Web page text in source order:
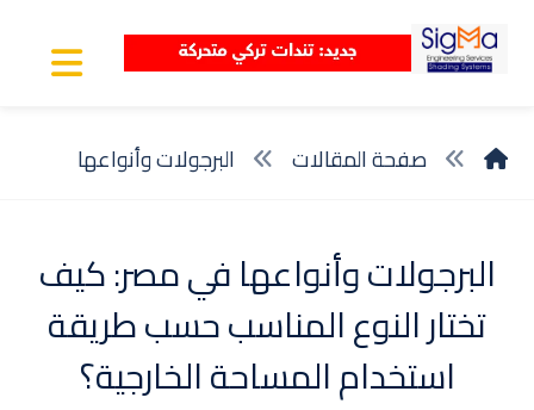
صفحة المقالات البرجولات وأنواعها
البرجولات وأنواعها في مصر: كيف
تختار النوع المناسب حسب طريقة
استخدام المساحة الخارجية؟